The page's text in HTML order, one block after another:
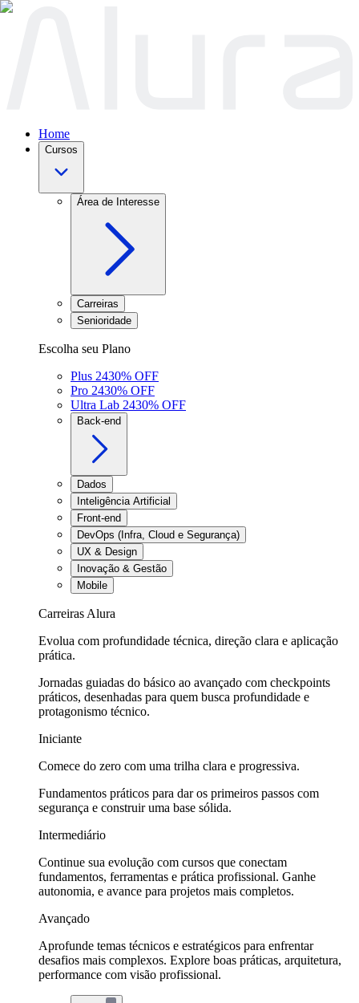
Home
Cursos
Área de Interesse
Carreiras
Senioridade
Escolha seu Plano
Plus 2430% OFF
Pro 2430% OFF
Ultra Lab 2430% OFF
Back-end
Dados
Inteligência Artificial
Front-end
DevOps (Infra, Cloud e Segurança)
UX & Design
Inovação & Gestão
Mobile
Carreiras Alura
Evolua com profundidade técnica, direção clara e aplicação
prática.
Jornadas guiadas do básico ao avançado com checkpoints
práticos, desenhadas para quem busca profundidade e
protagonismo técnico.
Iniciante
Comece do zero com uma trilha clara e progressiva.
Fundamentos práticos para dar os primeiros passos com
segurança e construir uma base sólida.
Intermediário
Continue sua evolução com cursos que conectam
fundamentos, ferramentas e prática profissional. Ganhe
autonomia, e avance para projetos mais completos.
Avançado
Aprofunde temas técnicos e estratégicos para enfrentar
desafios mais complexos. Explore boas práticas, arquitetura,
performance com visão profissional.